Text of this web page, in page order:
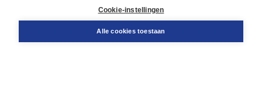
Bestellen
Cookie-instellingen
Alle cookies toestaan